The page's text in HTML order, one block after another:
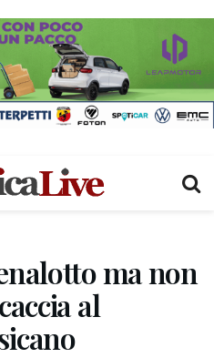
ma non
al